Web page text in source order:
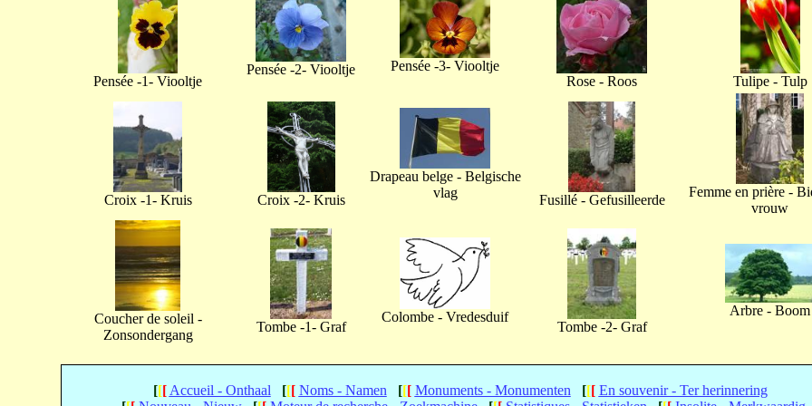
Pensée -1- Viooltje
Pensée -2- Viooltje
Pensée -3- Viooltje
Rose - Roos
Tulipe - Tulp
Croix -1- Kruis Croix -2- Kruis
Drapeau belge - Belgische
vlag
Fusillé - Gefusilleerde
Femme en prière -
vrouw
Coucher de soleil -
Zonsondergang
Tombe -1- Graf
Colombe - Vredesduif
Tombe -2- Graf
Arbre - Boom
[[[ Accueil - Onthaal [[[ Noms - Namen [[[ Monuments - Monumenten [[[ En souvenir - Ter herinnering